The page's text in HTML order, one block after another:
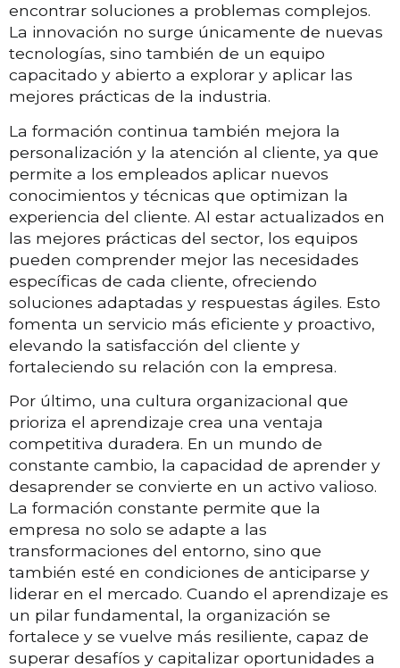
encontrar soluciones a problemas complejos.
La innovación no surge únicamente de nuevas
tecnologías, sino también de un equipo
capacitado y abierto a explorar y aplicar las
mejores prácticas de la industria.
La formación continua también mejora la
personalización y la atención al cliente, ya que
permite a los empleados aplicar nuevos
conocimientos y técnicas que optimizan la
experiencia del cliente. Al estar actualizados en
las mejores prácticas del sector, los equipos
pueden comprender mejor las necesidades
específicas de cada cliente, ofreciendo
soluciones adaptadas y respuestas ágiles. Esto
fomenta un servicio más eficiente y proactivo,
elevando la satisfacción del cliente y
fortaleciendo su relación con la empresa.
Por último, una cultura organizacional que
prioriza el aprendizaje crea una ventaja
competitiva duradera. En un mundo de
constante cambio, la capacidad de aprender y
desaprender se convierte en un activo valioso.
La formación constante permite que la
empresa no solo se adapte a las
transformaciones del entorno, sino que
también esté en condiciones de anticiparse y
liderar en el mercado. Cuando el aprendizaje es
un pilar fundamental, la organización se
fortalece y se vuelve más resiliente, capaz de
superar desafíos y capitalizar oportunidades a